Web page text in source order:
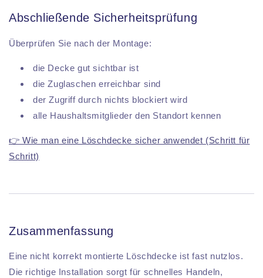
Abschließende Sicherheitsprüfung
Überprüfen Sie nach der Montage:
die Decke gut sichtbar ist
die Zuglaschen erreichbar sind
der Zugriff durch nichts blockiert wird
alle Haushaltsmitglieder den Standort kennen
👉 Wie man eine Löschdecke sicher anwendet (Schritt für
Schritt)
Zusammenfassung
Eine nicht korrekt montierte Löschdecke ist fast nutzlos.
Die richtige Installation sorgt für schnelles Handeln,